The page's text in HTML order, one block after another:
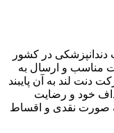
دندانپزشکی در کشور
مناسب و ارسال به
لند به آن پایبند
خود و رضایت
صورت نقدی و اقساط